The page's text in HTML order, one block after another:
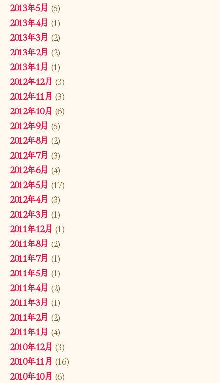
2013年5月 (5)
2013年4月 (1)
2013年3月 (2)
2013年2月 (2)
2013年1月 (1)
2012年12月 (3)
2012年11月 (3)
2012年10月 (6)
2012年9月 (5)
2012年8月 (2)
2012年7月 (3)
2012年6月 (4)
2012年5月 (17)
2012年4月 (3)
2012年3月 (1)
2011年12月 (1)
2011年8月 (2)
2011年7月 (1)
2011年5月 (1)
2011年4月 (2)
2011年3月 (1)
2011年2月 (2)
2011年1月 (4)
2010年12月 (3)
2010年11月 (16)
2010年10月 (6)